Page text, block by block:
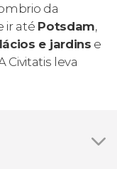
da
ir até Potsdam,
e jardins e
Civitatis leva